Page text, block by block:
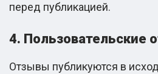
перед публикацией.
4. Пользовательские
Отзывы публикуются в